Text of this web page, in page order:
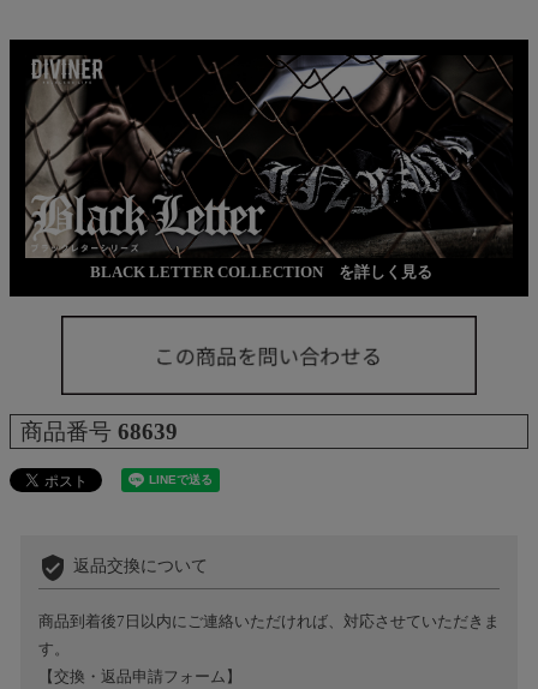
BLACK LETTER COLLECTION を詳しく見る
商品番号 68639
verified_user 返品交換について
商品到着後7日以内にご連絡いただければ、対応させていただきま
す。
【交換・返品申請フォーム】